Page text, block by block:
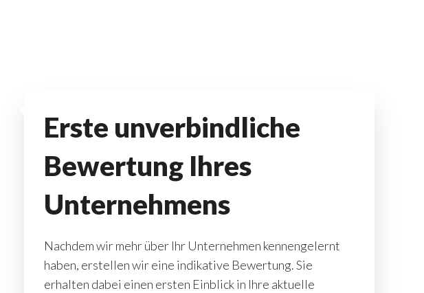
Erste unverbindliche
Bewertung Ihres
Unternehmens
Nachdem wir mehr über Ihr Unternehmen kennengelernt
haben, erstellen wir eine indikative Bewertung. Sie
erhalten dabei einen ersten Einblick in Ihre aktuelle